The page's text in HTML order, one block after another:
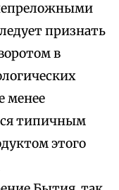
признать
в
менее
типичным
этого